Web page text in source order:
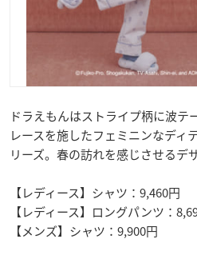
ドラえもんはストライプ柄に波テ
レースを施したフェミニンなディ
リーズ。春の訪れを感じさせるデ
【レディース】シャツ：9,460円
【レディース】ロングパンツ：
【メンズ】シャツ：9,900円